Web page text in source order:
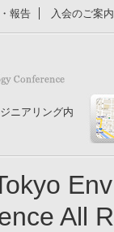
報告 入会のご案
ニアリング内
All